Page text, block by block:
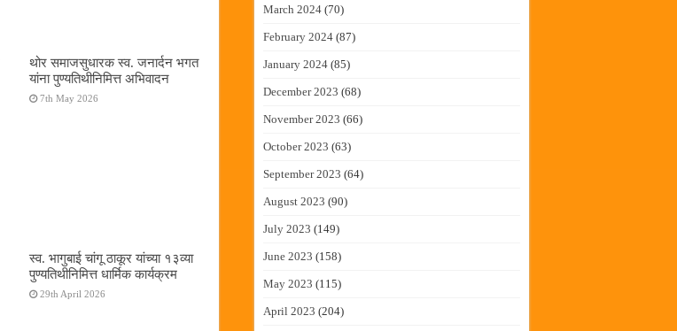
थोर समाजसुधारक स्व. जनार्दन भगत
यांना पुण्यतिथीनिमित्त अभिवादन
7th May 2026
स्व. भागुबाई चांगू ठाकूर यांच्या १३व्या
पुण्यतिथीनिमित्त धार्मिक कार्यक्रम
29th April 2026
March 2024 (70)
February 2024 (87)
January 2024 (85)
December 2023 (68)
November 2023 (66)
October 2023 (63)
September 2023 (64)
August 2023 (90)
July 2023 (149)
June 2023 (158)
May 2023 (115)
April 2023 (204)